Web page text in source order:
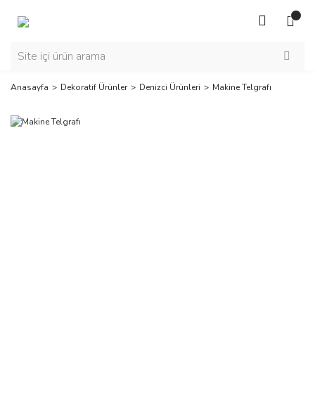
Anasayfa Dekoratif Ürünler Denizci Ürünleri Makine Telgrafı